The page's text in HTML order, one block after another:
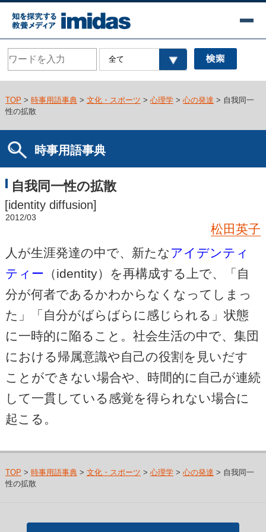
TOP > 時事用語事典> 文化・スポーツ > 心理学> 心の発達 > 自我同一
性の拡散
時事用語事典
自我同一性の拡散
[identity diffusion]
2012/03
松田英子
人が生涯発達の中で、新たなアイデンティ
ティー （identity）を再構成する上で、「自
分が何者であるかわからなくなってしまっ
た」「自分がばらばらに感じられる」状態
に一時的に陥ること。社会生活の中で、集団
における帰属意識や自己の役割を見いだす
ことができない場合や、時間的に自己が連続
して一貫している感覚を得られない場合に
起こる。
TOP > 時事用語事典> 文化・スポーツ > 心理学> 心の発達 > 自我同一
性の拡散